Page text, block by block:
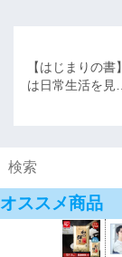
【はじまりの
は日常生活を見…
オススメ商品